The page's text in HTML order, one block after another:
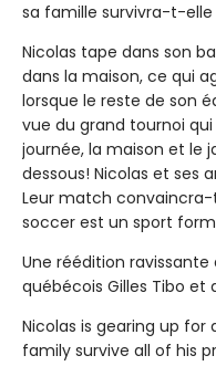
sa famille survivra-t-
Nicolas tape dans son
dans la maison, ce qui
lorsque le reste de son
vue du grand tournoi
journée, la maison et le
dessous! Nicolas et ses
Leur match convaincra-
soccer est un sport
Une réédition
québécois Gilles Tibo et
Nicolas is gearing up
family survive all of his